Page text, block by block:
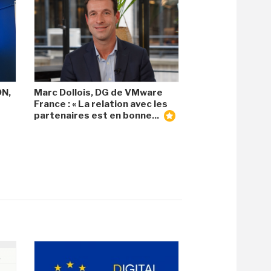
Marc Dollois, DG de VMware
France : « La relation avec les
partenaires est en bonne...